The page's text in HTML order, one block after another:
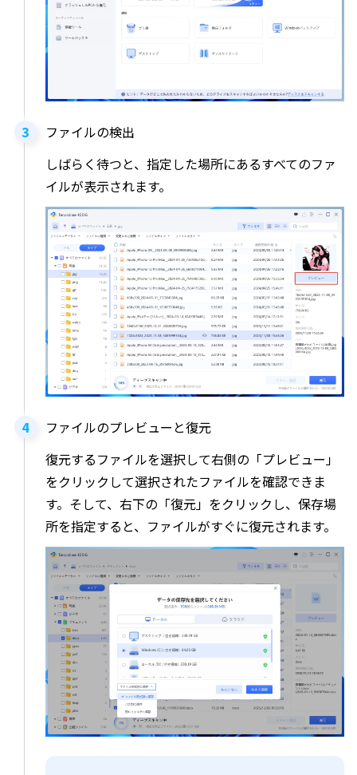
ファイルの検出
しばらく待つと、指定した場所にあるすべてのファ
イルが表示されます。
ファイルのプレビューと復元
復元するファイルを選択して右側の「プレビュー」
をクリックして選択されたファイルを確認できま
す。そして、右下の「復元」をクリックし、保存場
所を指定すると、ファイルがすぐに復元されます。